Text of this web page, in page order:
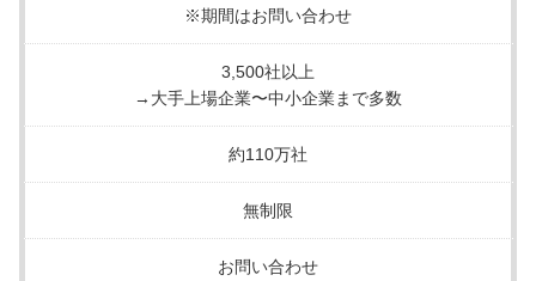
※期間はお問い合わせ
3,500社以上
→大手上場企業〜中小企業まで多数
約110万社
無制限
お問い合わせ